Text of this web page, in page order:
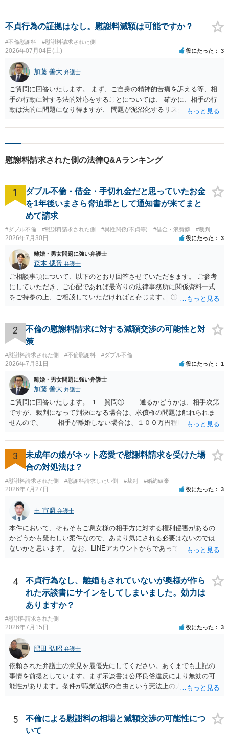
きました。
不貞行為の証拠はなし。慰謝料減額は可能ですか？
#不倫慰謝料 #慰謝料請求された側
2026年07月04日(土) 役にたった 3
加藤 善大 弁護士
ご質問に回答いたします。 まず、ご自身の精神的苦痛を訴える等、相
手の行動に対する法的対応をすることについては、 確かに、相手の行
動は法的に問題になり得ますが、 問題が泥沼化するリスクがあります
します。 （相手の行動が目に余る場合は、対応することもあり得ます
為が認められたとしても、 相手夫婦が離婚しないのであれば（離婚し
放棄する場合は、６０万円から８０万円ほど が慰謝料の相場観かと思
います。 そうすると、不貞行為がないことを前提に、相手に裸の写真
を送ったことが相手の妻に対する不法行為になるとしても、 求償権放
棄をしない前提での５０万円は低額ということはないと考えます。 な
お、実際には不貞行為がなくても、写真やＬＩＮＥのでのやりとり等
で、 不貞行為があったと認定されてしまう場合もありますから、 その
ことを想定しなければいけない場合は、若干の増額を検討する必要が
あるかもしれません。 ご質問に対する回答は以上ですが、 ご依頼の弁
護士とよく相談されて、進めてください。 ご参考にしていただけます
と幸いです。
慰謝料請求された側の法律Q&Aランキング
1
ダブル不倫・借金・手切れ金だと思っていたお金
を1年後いまさら脅迫罪として通知書が来てまと
めて請求
#ダブル不倫 #慰謝料請求された側 #異性関係(不貞等) #借金・浪費癖 #裁判
2026年7月30日 役にたった 3
離婚・男女問題に強い弁護士
森本 偲音 弁護士
ご相談事項について、以下のとおり回答させていただきます。 ご参考
にしていただき、ご心配であれば最寄りの法律事務所に関係資料一式
をご持参の上、ご相談していただければと存じます。 ① このLINEの
される可能性はあるのか ⇒LINEを含む１００万円の貸付に至るまでの
やり取り等の経緯、誓約書の内容等を踏まえて、関係を清算するため
の 金銭であったと評価される可能性はあると考えます。 ② 「今後一
切関与しないなら100万円振り込む」というLINEや誓約書は、裁判上
どの程度証拠価値があるのか ⇒前後のやり取りや誓約書の具体的内容
を見ない限り、具体的な判断はできませんが、一定の証拠価値はある
と考えます。 ③ 借用書があっても、後から100万円を貸付扱いに変更
することは認められるのか。 ⇒おそらく１００万円は不当利得（受け
取る正当な権利がないのに利益を取得した）として返還請求されてい
るものかと推察しますので、 貸金返還ではないかと存じます。 ④ 私
は現在、収入も不安定で貯金もなくリボ払い借金が既に約100万あり。
今年に再婚したが主人はお金に厳しい為、一括で220万円を支払う事は
困難 仮に裁判で敗訴した場合でも、分割払いになる可能性はあります
か。 ⇒判決となり敗訴してしまった場合は、強制執行により不動産等
の財産を差し押さえられ、そこから債権回収が図られることになりま
すが、 和解であれば柔軟な解決が可能ですので、その場合は分割払
いにより支払うことも十分可能です。 ⑤ このような事情であれば、私
は120万円のみ和解交渉を続けるべきでしょうか。 ⇒ご相談者様の認
識を前提にすれば、１００万円も含めて返済する必要はないと考えら
れるため、 120万円のみについて交渉を続けることがベターかと存じ
ます。
2
不倫の慰謝料請求に対する減額交渉の可能性と対
策
#慰謝料請求された側 #不倫慰謝料 #ダブル不倫
2026年7月31日 役にたった 1
離婚・男女問題に強い弁護士
加藤 善大 弁護士
ご質問に回答いたします。 １ 質問① 通るかどうかは、相手次第
ですが、裁判になって判決になる場合は、求償権の問題は触れられま
せんので、 相手が離婚しない場合は、１００万円程度となる可能
するデメリットはありますから（経済的、時間的、精神的負担等）、
反対にご自身が、裁判も辞さずという姿勢を示すことで、プラス
に働く可能性は有り得ます。 交渉で解決する多くの場合は、相手
が弁護士に依頼しているケースで、５０万円以下で合意できる場合は
稀であると思います。 通常は、６０万円から８０万円程度になる
ことが多いというのが私の印象です。 ２ 質問② ご記載の内容が
減額を進めるうえでの交渉材料かと思います。 なお、ご自身が離
婚しないことは、交渉材料にはならないかと思いますので、ご注意く
ださい。 また、相手夫婦の婚姻関係が既に破綻していたことや、
相手女性が結婚しているとは知らなかったと主張することもあります
が、 ケースバイケースですので、ご自身の場合にそれらの主張が
できるかはよくお考え下さい。 ３ 質問③ 違約金を５０万円とす
る旨の交渉をすることが妥当かどうかという基準はありません。
公序良俗に反するような金額では、その条項自体が無効になり得ます
が、 ２００万円でも、５０万円でも、公序良俗に反するほど高額
とはいえないと考えますので、 結局は、妥当かどうかというより
も、ご自身が納得できるかどうかという基準でお考えいただくといい
と思います。 そのうえで、合意できるかは、相手も納得できるか
否かにかかってはきますが。 ４ 質問④ ご記載の内容からは判断
できないのですが、 清算条項を記載しないで合意することはリス
クがありますので、むしろ、原則としては、清算条項を記載するべき
であるとお考えいただくといいです。 ご質問に対する回答は以上で
すが、可能であれば、ご依頼になるかは別として、お近くの弁護士に
直接相談されて、 今後の対応についてアドバイス等を求めることを
お勧めいたします。 ご参考にしていただければ幸いです。
3
未成年の娘がネット恋愛で慰謝料請求を受けた場
合の対処法は？
#慰謝料請求された側 #慰謝料請求したい側 #裁判 #婚約破棄
2026年7月27日 役にたった 3
王 宣麟 弁護士
本件において、そもそもご息女様の相手方に対する権利侵害があるの
かどうかも疑わしい案件なので、あまり気にされる必要はないのでは
ないかと思います。 なお、LINEアカウントからであっても、そこに紐
るパターンはありえるものの、本件のような精神的損害が発生したと
明確にいえないような案件において開示がなされる可能性も低いので
はないかと推察します。
4
不貞行為なし、離婚もされていないが奥様が作ら
れた示談書にサインをしてしまいました。効力は
ありますか？
#慰謝料請求された側
2026年7月15日 役にたった 3
肥田 弘昭 弁護士
依頼された弁護士の意見を最優先にしてください。あくまでも上記の
事情を前提としています。まず示談書は公序良俗違反により無効の可
能性があります。条件が職業選択の自由という憲法上の人権を侵害し
可能性もあるかと思います。ご参考にしてください。
5
不倫による慰謝料の相場と減額交渉の可能性につ
いて